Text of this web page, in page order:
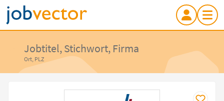
Jobtitel, Stichwort, Firma
Ort, PLZ